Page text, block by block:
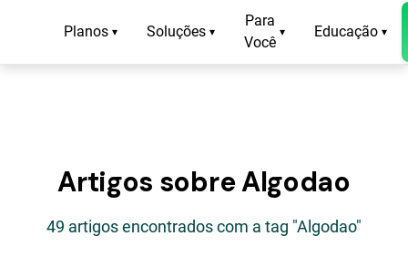
Planos ▾ Soluções ▾
Para
Você
▾ Educação ▾
Artigos sobre Algodao
49 artigos encontrados com a tag "Algodao"